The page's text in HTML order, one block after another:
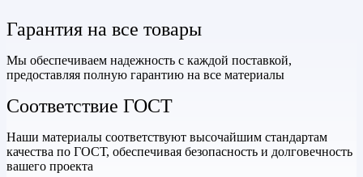
Гарантия на все товары
Мы обеспечиваем надежность с каждой поставкой,
предоставляя полную гарантию на все материалы
Соответствие ГОСТ
Наши материалы соответствуют высочайшим стандартам
качества по ГОСТ, обеспечивая безопасность и долговечность
вашего проекта